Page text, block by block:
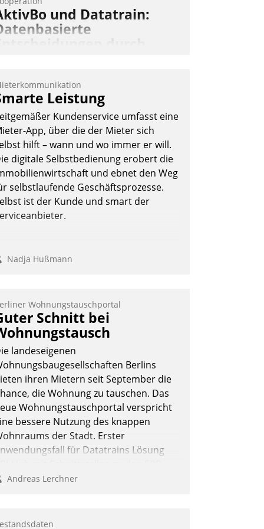
und Datatrain:
und Datatrain kooperieren –
profitieren: Die
Integration der Lösungen von
und Datatrain ermöglicht
ausgelöste, zielgerichtete
– eine starke
für intelligente, datengestützte
Leistung
Kundenservice umfasst eine
App, über die der Mieter sich
hilft – wann und wo immer er will.
digitale Selbstbedienung erobert die
und ebnet den Weg
selbstlaufende Geschäftsprozesse.
ist der Kunde und smart der
Nadja Hußmann
Wohnungstauschportal
Schnitt bei
landeseigenen
Berlins
ihren Mietern seit September die
die Wohnung zu tauschen. Das
Wohnungstauschportal verspricht
bessere Nutzung des knappen
der Stadt. Erster
für Datatrains Lösung
der Unternehmen.
Andreas Lerchner